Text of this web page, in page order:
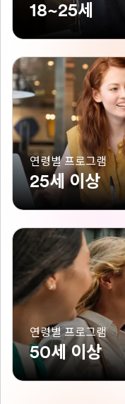
18~25세
연령별 프로그램
25세 이상
연령별 프로그램
50세 이상